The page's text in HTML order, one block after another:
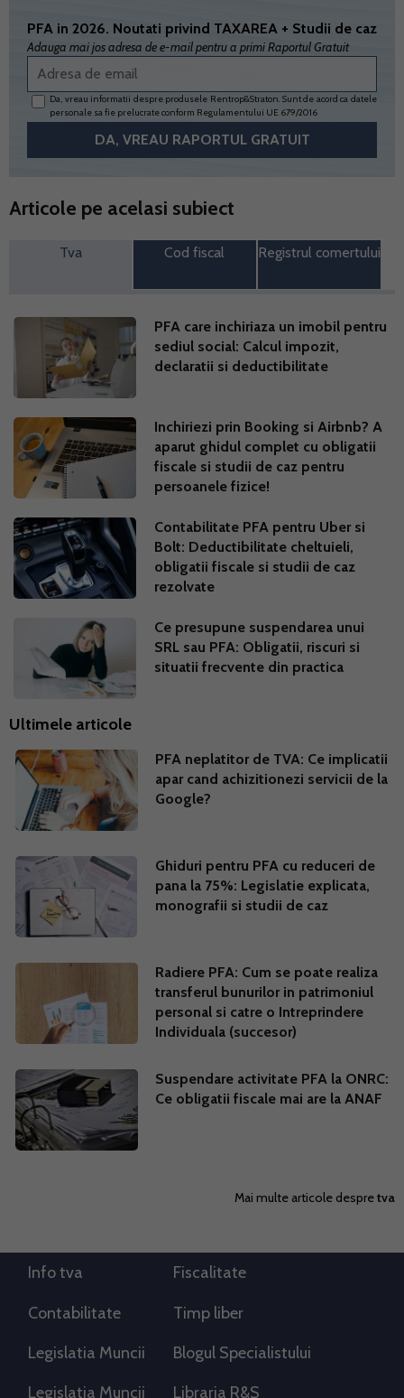
PFA in 2026. Noutati privind TAXAREA + Studii de caz
Adauga mai jos adresa de e-mail pentru a primi Raportul Gratuit
Da, vreau informatii despre produsele Rentrop&Straton. Sunt de acord ca datele
personale sa fie prelucrate conform Regulamentului UE 679/2016
Articole pe acelasi subiect
Tva Cod fiscal Registrul comertului
PFA care inchiriaza un imobil pentru
sediul social: Calcul impozit,
declaratii si deductibilitate
Inchiriezi prin Booking si Airbnb? A
aparut ghidul complet cu obligatii
fiscale si studii de caz pentru
persoanele fizice!
Contabilitate PFA pentru Uber si
Bolt: Deductibilitate cheltuieli,
obligatii fiscale si studii de caz
rezolvate
Ce presupune suspendarea unui
SRL sau PFA: Obligatii, riscuri si
situatii frecvente din practica
Ultimele articole
PFA neplatitor de TVA: Ce implicatii
apar cand achizitionezi servicii de la
Google?
Ghiduri pentru PFA cu reduceri de
pana la 75%: Legislatie explicata,
monografii si studii de caz
Radiere PFA: Cum se poate realiza
transferul bunurilor in patrimoniul
personal si catre o Intreprindere
Individuala (succesor)
Suspendare activitate PFA la ONRC:
Ce obligatii fiscale mai are la ANAF
Mai multe articole despretva
Info tva Fiscalitate
Contabilitate Timp liber
Legislatia Muncii Blogul Specialistului
Legislatia Muncii Libraria R&S